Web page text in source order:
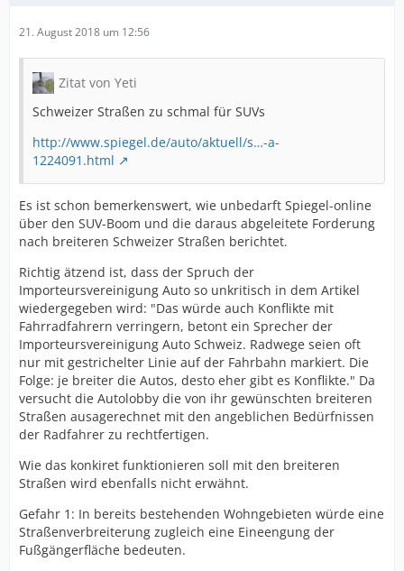
21. August 2018 um 12:56
Zitat von Yeti
Schweizer Straßen zu schmal für SUVs
http://www.spiegel.de/auto/aktuell/s…-a-
1224091.html
Es ist schon bemerkenswert, wie unbedarft Spiegel-online
über den SUV-Boom und die daraus abgeleitete Forderung
nach breiteren Schweizer Straßen berichtet.
Richtig ätzend ist, dass der Spruch der
Importeursvereinigung Auto so unkritisch in dem Artikel
wiedergegeben wird: "Das würde auch Konflikte mit
Fahrradfahrern verringern, betont ein Sprecher der
Importeursvereinigung Auto Schweiz. Radwege seien oft
nur mit gestrichelter Linie auf der Fahrbahn markiert. Die
Folge: je breiter die Autos, desto eher gibt es Konflikte." Da
versucht die Autolobby die von ihr gewünschten breiteren
Straßen ausagerechnet mit den angeblichen Bedürfnissen
der Radfahrer zu rechtfertigen.
Wie das konkiret funktionieren soll mit den breiteren
Straßen wird ebenfalls nicht erwähnt.
Gefahr 1: In bereits bestehenden Wohngebieten würde eine
Straßenverbreiterung zugleich eine Eineengung der
Fußgängerfläche bedeuten.